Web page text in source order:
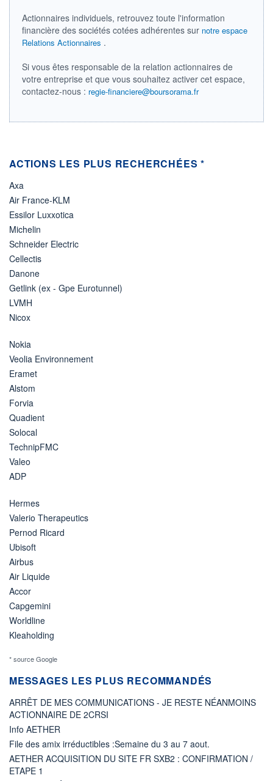
- -
DERNIER
-
PROCHAIN
DIVIDENDE
ÉLIGIBILITÉ
+ PORTEFEUILLE
Actionnaires individuels, retrouvez toute l'information
financière des sociétés cotées adhérentes sur notre espace
Relations Actionnaires .
Si vous êtes responsable de la relation actionnaires de
votre entreprise et que vous souhaitez activer cet espace,
contactez-nous : regie-financiere@boursorama.fr
ACTIONS LES PLUS RECHERCHÉES *
Axa
Air France-KLM
Essilor Luxxotica
Michelin
Schneider Electric
Cellectis
Danone
Getlink (ex - Gpe Eurotunnel)
LVMH
Nicox
Nokia
Veolia Environnement
Eramet
Alstom
Forvia
Quadient
Solocal
TechnipFMC
Valeo
ADP
Hermes
Valerio Therapeutics
Pernod Ricard
Ubisoft
Airbus
Air Liquide
Accor
Capgemini
Worldline
Kleaholding
* source Google
MESSAGES LES PLUS RECOMMANDÉS
ARRÊT DE MES COMMUNICATIONS - JE RESTE NÉANMOINS
ACTIONNAIRE DE 2CRSI
Info AETHER
File des amix irréductibles :Semaine du 3 au 7 aout.
AETHER ACQUISITION DU SITE FR SXB2 : CONFIRMATION /
ETAPE 1